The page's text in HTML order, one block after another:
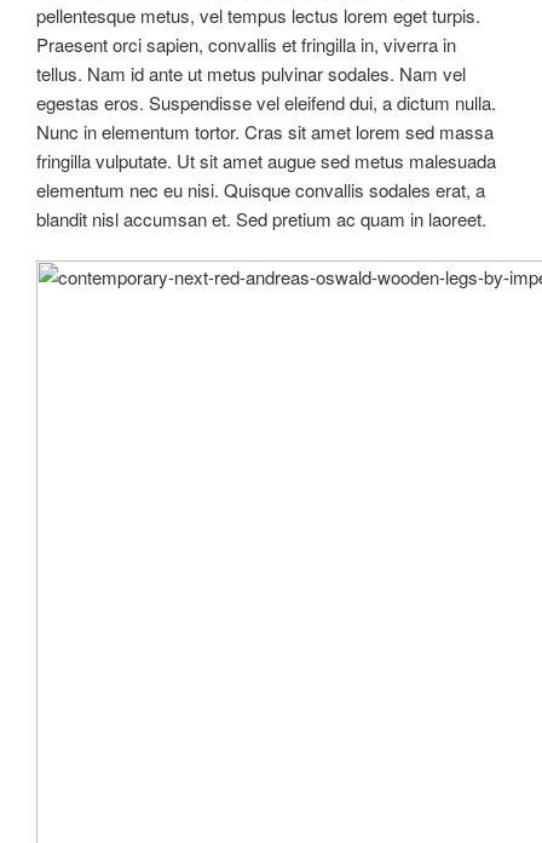
pellentesque metus, vel tempus lectus lorem eget turpis.
Praesent orci sapien, convallis et fringilla in, viverra in
tellus. Nam id ante ut metus pulvinar sodales. Nam vel
egestas eros. Suspendisse vel eleifend dui, a dictum nulla.
Nunc in elementum tortor. Cras sit amet lorem sed massa
fringilla vulputate. Ut sit amet augue sed metus malesuada
elementum nec eu nisi. Quisque convallis sodales erat, a
blandit nisl accumsan et. Sed pretium ac quam in laoreet.